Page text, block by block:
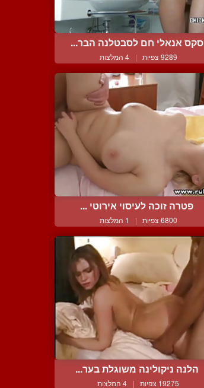
סקס אנאלי חם לסבטלנה הבר...
9289 צפיות | 4 המלצות
פטרה זוכה לעיסוי אירוטי ...
6800 צפיות | 1 המלצות
הלנה ניקולינה משוגלת בער...
19275 צפיות | 4 המלצות